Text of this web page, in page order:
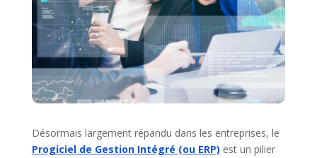
Désormais largement répandu dans les entreprises, le
Progiciel de Gestion Intégré (ou ERP) est un pilier